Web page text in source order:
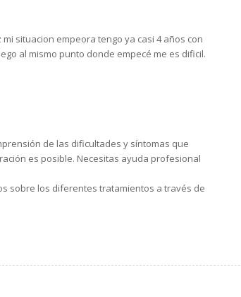
situacion empeora tengo ya casi 4 años con
al mismo punto donde empecé me es dificil.
de las dificultades y síntomas que
es posible. Necesitas ayuda profesional
sobre los diferentes tratamientos a través de